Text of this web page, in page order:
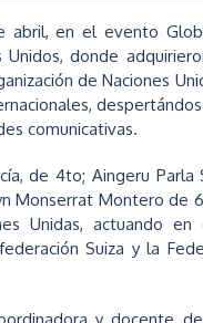
abril, en el evento
donde
de Naciones
comunicativas.
de 4to; Aingeru Parla
Monserrat Montero de
Unidas, actuando
Suiza y la